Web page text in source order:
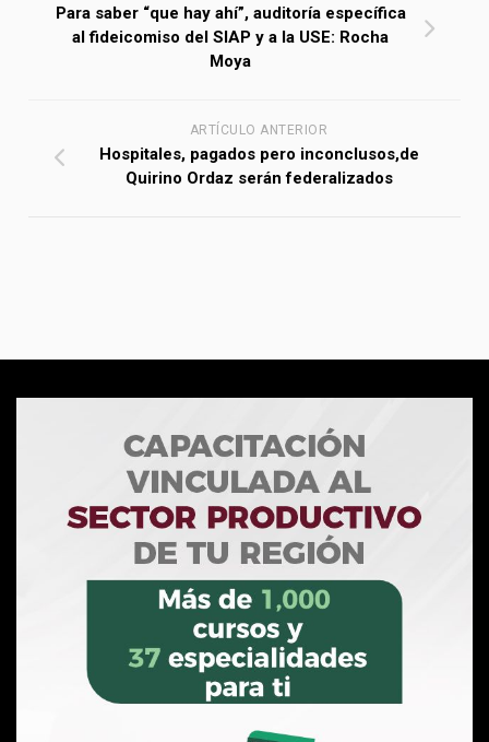
Para saber “que hay ahí”, auditoría específica
al fideicomiso del SIAP y a la USE: Rocha
Moya
ARTÍCULO ANTERIOR
Hospitales, pagados pero inconclusos,de
Quirino Ordaz serán federalizados